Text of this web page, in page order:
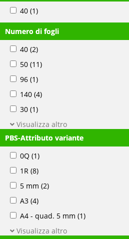
40 (1)
Numero di fogli
40 (2)
50 (11)
96 (1)
140 (4)
30 (1)
Visualizza altro
PBS-Attributo variante
0Q (1)
1R (8)
5 mm (2)
A3 (4)
A4 - quad. 5 mm (1)
Visualizza altro